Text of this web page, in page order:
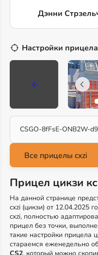
Дэнни
Настройки прицела
CSGO-8fFsE-ONB2W-
Прицел цикзи
На данной странице
cxzi (цикзи) от 12.04.2025
cxzi, полностью
прицел без точки,
такие настройки прицела
стараемся еженедельно